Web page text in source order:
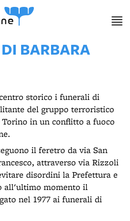
BARBARA
storico i funerali di
del gruppo terroristico
Torino in un conflitto a fuoco
il feretro da via San
attraverso via Rizzoli
disordini la Prefettura e
all'ultimo momento il
nel 1977 ai funerali di